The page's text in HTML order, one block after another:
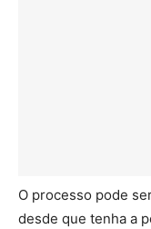
O processo pode
desde que tenha a